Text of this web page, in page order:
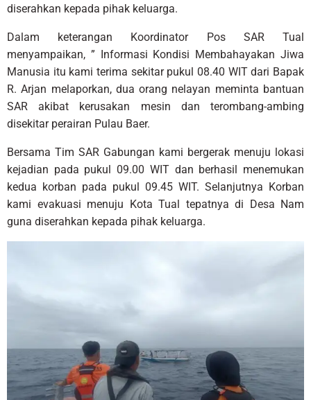
diserahkan kepada pihak keluarga.
Dalam keterangan Koordinator Pos SAR Tual
menyampaikan, ” Informasi Kondisi Membahayakan Jiwa
Manusia itu kami terima sekitar pukul 08.40 WIT dari Bapak
R. Arjan melaporkan, dua orang nelayan meminta bantuan
SAR akibat kerusakan mesin dan terombang-ambing
disekitar perairan Pulau Baer.
Bersama Tim SAR Gabungan kami bergerak menuju lokasi
kejadian pada pukul 09.00 WIT dan berhasil menemukan
kedua korban pada pukul 09.45 WIT. Selanjutnya Korban
kami evakuasi menuju Kota Tual tepatnya di Desa Nam
guna diserahkan kepada pihak keluarga.